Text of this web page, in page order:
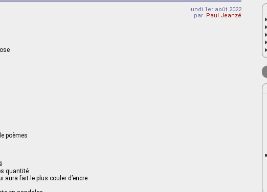
lundi 1er août 2022
par Paul Jeanzé
poèmes
quantité
aura fait le plus couler d’encre